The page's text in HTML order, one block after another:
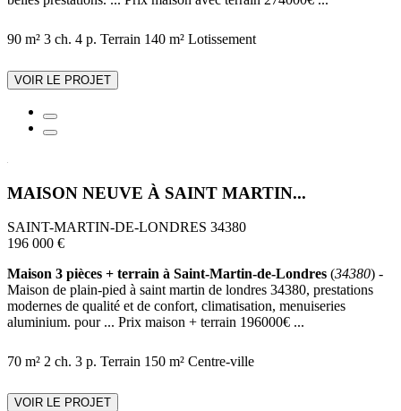
90 m² 3 ch. 4 p. Terrain 140 m² Lotissement
VOIR LE PROJET
MAISON NEUVE À SAINT MARTIN...
SAINT-MARTIN-DE-LONDRES 34380
196 000 €
Maison 3 pièces + terrain à Saint-Martin-de-Londres (34380) -
Maison de plain-pied à saint martin de londres 34380, prestations
modernes de qualité et de confort, climatisation, menuiseries
aluminium. pour ... Prix maison + terrain 196000€ ...
70 m² 2 ch. 3 p. Terrain 150 m² Centre-ville
VOIR LE PROJET